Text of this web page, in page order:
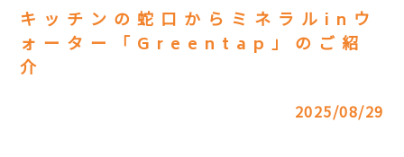
キッチンの蛇口からミネラルinウ
ォーター「Greentap」のご紹
介
2025/08/29